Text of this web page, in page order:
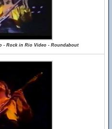
- Rock in Rio Video - Roundabout